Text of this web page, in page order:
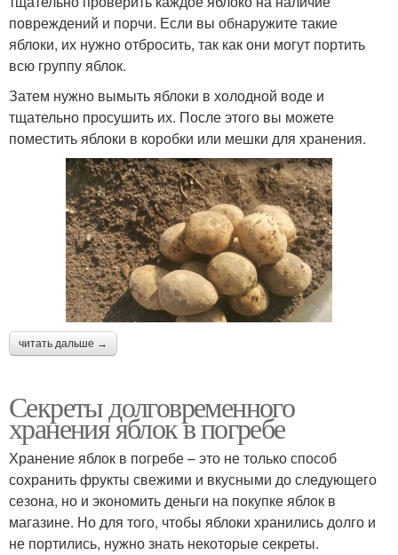
повреждений и порчи. Если вы обнаружите такие
яблоки, их нужно отбросить, так как они могут портить
всю группу яблок.
Затем нужно вымыть яблоки в холодной воде и
тщательно просушить их. После этого вы можете
поместить яблоки в коробки или мешки для хранения.
читать дальше →
Секреты долговременного
хранения яблок в погребе
Хранение яблок в погребе – это не только способ
сохранить фрукты свежими и вкусными до следующего
сезона, но и экономить деньги на покупке яблок в
магазине. Но для того, чтобы яблоки хранились долго и
не портились, нужно знать некоторые секреты.